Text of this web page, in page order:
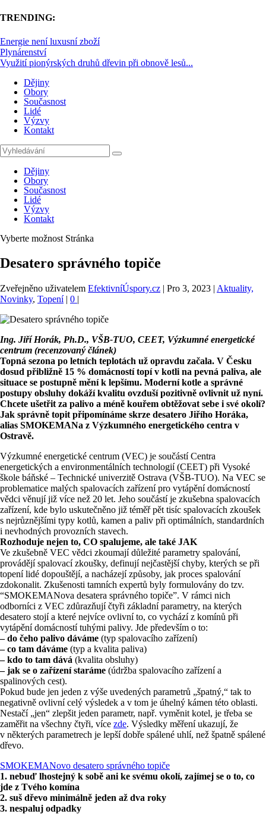
TRENDING:
Energie není luxusní zboží
Plynárenství
Využití pionýrských druhů dřevin při obnově lesů...
Dějiny
Obory
Současnost
Lidé
Výzvy
Kontakt
Dějiny
Obory
Současnost
Lidé
Výzvy
Kontakt
Vyberte možnost Stránka
Desatero správného topiče
Zveřejněno uživatelem EfektivníÚspory.cz | Pro 3, 2023 | Aktuality,
Novinky, Topení| 0 |
Ing. Jiří Horák, Ph.D., VŠB-TUO, CEET, Výzkumné energetické
centrum (recenzovaný článek)
Topná sezona po letních teplotách už opravdu začala. V Česku
dosud přibližně 15 % domácností topí v kotli na pevná paliva, ale
situace se postupně mění k lepšímu. Moderní kotle a správné
postupy obsluhy dokáží kvalitu ovzduší pozitivně ovlivnit už nyní.
Chcete ušetřit za palivo a méně kouřem obtěžovat sebe i své okolí?
Jak správně topit připomínáme skrze desatero Jiřího Horáka,
alias SMOKEMANa z Výzkumného energetického centra v
Ostravě.
Výzkumné energetické centrum (VEC) je součástí Centra
energetických a environmentálních technologií (CEET) při Vysoké
škole báňské – Technické univerzitě Ostrava (VŠB-TUO). Na VEC se
problematice malých spalovacích zařízení pro vytápění domácností
vědci věnují již více než 20 let. Jeho součástí je zkušebna spalovacích
zařízení, kde bylo uskutečněno již téměř pět tisíc spalovacích zkoušek
s nejrůznějšími typy kotlů, kamen a paliv při optimálních, standardních
i nevhodných provozních stavech.
Rozhoduje nejen to, CO spalujeme, ale také JAK
Ve zkušebně VEC vědci zkoumají důležité parametry spalování,
provádějí spalovací zkoušky, definují nejčastější chyby, kterých se při
topení lidé dopouštějí, a nacházejí způsoby, jak proces spalování
zdokonalit. Zkušenosti tamních expertů byly formulovány do tzv.
“SMOKEMANova desatera správného topiče”. V rámci nich
odborníci z VEC zdůrazňují čtyři základní parametry, na kterých
desatero stojí a které nejvíce ovlivní to, co vychází z komínů při
vytápění domácností tuhými palivy. Jde především o to:
– do čeho palivo dáváme (typ spalovacího zařízení)
– co tam dáváme (typ a kvalita paliva)
– kdo to tam dává (kvalita obsluhy)
– jak se o zařízení staráme (údržba spalovacího zařízení a
spalinových cest).
Pokud bude jen jeden z výše uvedených parametrů „špatný,“ tak to
negativně ovlivní celý výsledek a v tom je úhelný kámen této oblasti.
Nestačí „jen“ zlepšit jeden parametr, např. vyměnit kotel, je třeba se
zaměřit na všechny čtyři, více zde. Výsledky měření ukazují, že
v některých parametrech je lepší dobře spálené uhlí, než špatně spálené
dřevo.
SMOKEMANovo desatero správného topiče
1. nebuď lhostejný k sobě ani ke svému okolí, zajímej se o to, co
jde z Tvého komína
2. suš dřevo minimálně jeden až dva roky
3. nespaluj odpadky